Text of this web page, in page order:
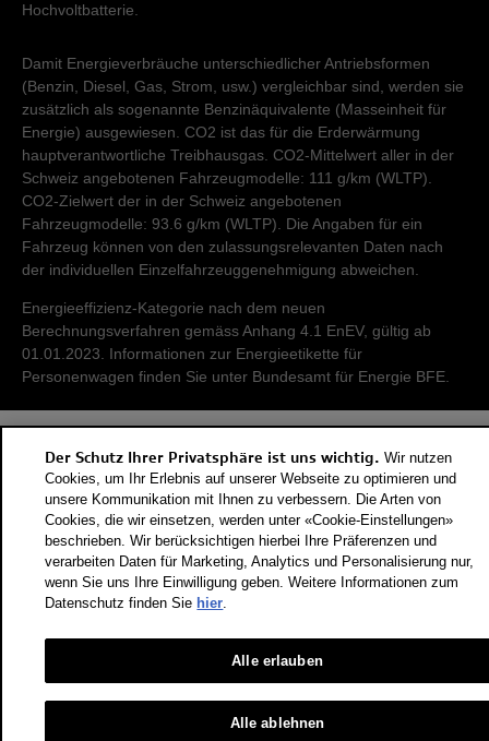
Hochvoltbatterie.
Damit Energieverbräuche unterschiedlicher Antriebsformen
(Benzin, Diesel, Gas, Strom, usw.) vergleichbar sind, werden sie
zusätzlich als sogenannte Benzinäquivalente (Masseinheit für
Energie) ausgewiesen. CO2 ist das für die Erderwärmung
hauptverantwortliche Treibhausgas. CO2-Mittelwert aller in der
Schweiz angebotenen Fahrzeugmodelle: 111 g/km (WLTP).
CO2-Zielwert der in der Schweiz angebotenen
Fahrzeugmodelle: 93.6 g/km (WLTP). Die Angaben für ein
Fahrzeug können von den zulassungsrelevanten Daten nach
der individuellen Einzelfahrzeuggenehmigung abweichen.
Energieeffizienz-Kategorie nach dem neuen
Berechnungsverfahren gemäss Anhang 4.1 EnEV, gültig ab
01.01.2023. Informationen zur Energieetikette für
Personenwagen finden Sie unter Bundesamt für Energie BFE.
Der Schutz Ihrer Privatsphäre ist uns wichtig. Wir nutzen
Cookies, um Ihr Erlebnis auf unserer Webseite zu optimieren und
unsere Kommunikation mit Ihnen zu verbessern. Die Arten von
Cookies, die wir einsetzen, werden unter «Cookie-Einstellungen»
beschrieben. Wir berücksichtigen hierbei Ihre Präferenzen und
verarbeiten Daten für Marketing, Analytics und Personalisierung nur,
wenn Sie uns Ihre Einwilligung geben. Weitere Informationen zum
Datenschutz finden Sie hier.
Alle ablehnen
Alle erlauben